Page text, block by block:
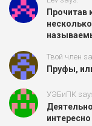
Прочитав
Твой член
Пруфы,
УЭБиПК